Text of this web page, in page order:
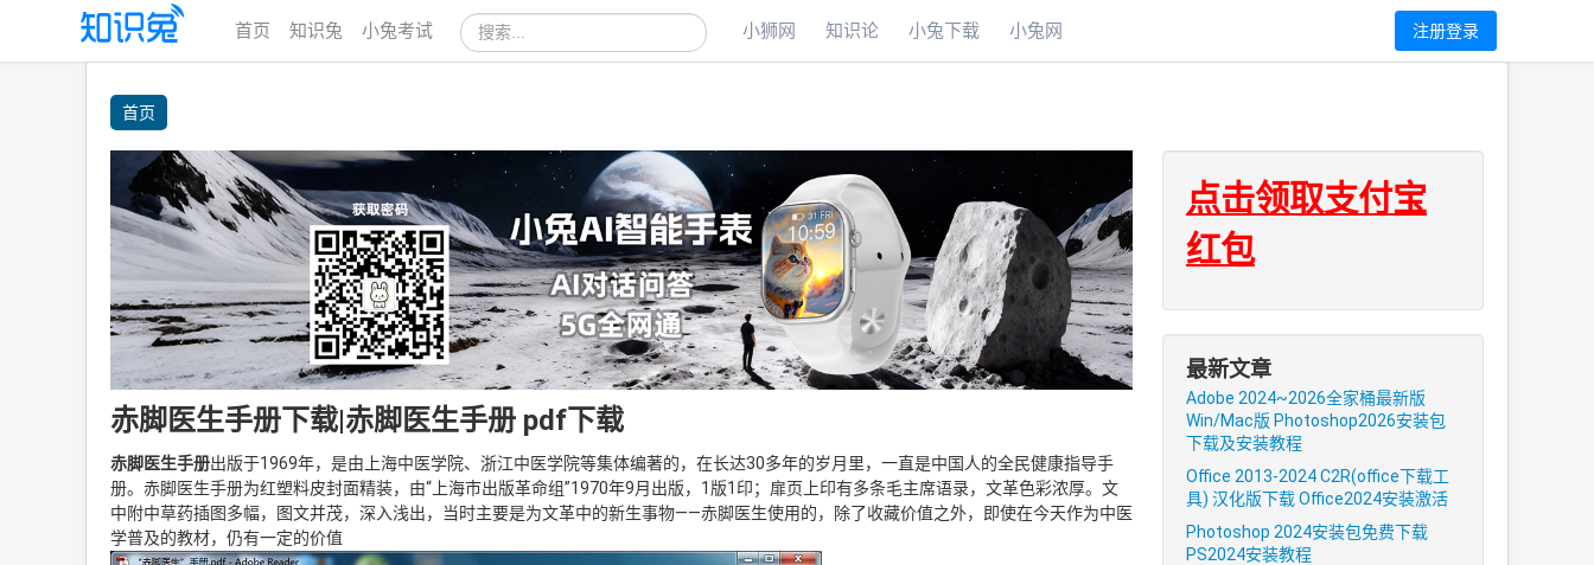
首页 知识兔 小兔考试 站
搜
索
小狮网 知识论 小兔下载 小兔网 注册登录
首页
赤脚医生手册下载|赤脚医生手册 pdf下载
赤脚医生手册出版于1969年，是由上海中医学院、浙江中医学院等集体编著的，在长达30多年的岁月里，一直是中国人的全民健康指导手
册。赤脚医生手册为红塑料皮封面精装，由“上海市出版革命组”1970年9月出版，1版1印；扉页上印有多条毛主席语录，文革色彩浓厚。文
中附中草药插图多幅，图文并茂，深入浅出，当时主要是为文革中的新生事物——赤脚医生使用的，除了收藏价值之外，即使在今天作为中医
学普及的教材，仍有一定的价值
点击领取支付宝
红包
最新文章
Adobe 2024~2026全家桶最新版
Win/Mac版 Photoshop2026安装包
下载及安装教程
Office 2013-2024 C2R(office下载工
具) 汉化版下载 Office2024安装激活
Photoshop 2024安装包免费下载
PS2024安装教程